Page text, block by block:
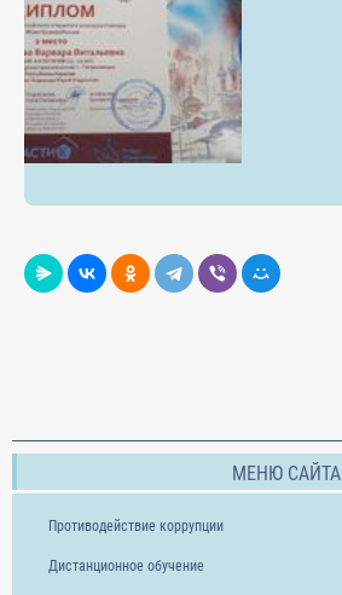
МЕНЮ САЙТА
Противодействие коррупции
Дистанционное обучение